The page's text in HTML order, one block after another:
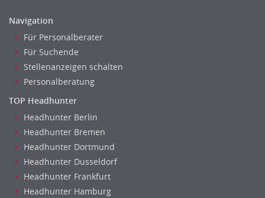
rec2rec
Recruiting, Personalmarketing
Referent
Anwaltschaft
Justiziariat, Rechtsabteilung
Notar-, Justizfachangestellter, Anwaltsfachgehilfe
Notariat
Richter, Justizbeamte
Analyst
Anlageberatung, Vermögensberatung
Asset-/Fonds-Management
Versicherungen
Naturwissenschaften & Forschung
Navigation
Für Personalberater
Für Suchende
Stellenanzeigen schalten
Personalberatung
TOP Headhunter
Headhunter Berlin
Headhunter Bremen
Headhunter Dortmund
Headhunter Dusseldorf
Headhunter Frankfurt
Headhunter Hamburg